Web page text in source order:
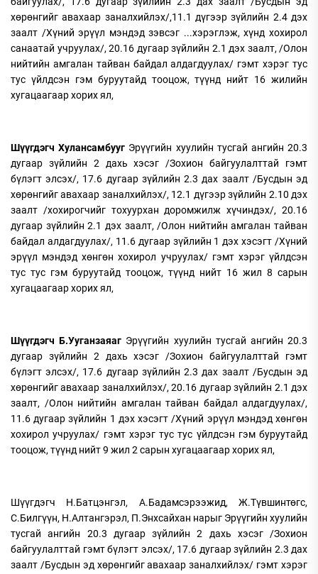
хөрөнгийг авахаар заналхийлэх/,11.1 дүгээр зүйлийн 2.4 дэх
заалт /Хүний эрүүл мэндэд зэвсэг ...хэрэглэж, хүнд хохирол
санаатай учруулах/, 20.16 дугаар зүйлийн 2.1 дэх заалт, /Олон
нийтийн амгалан тайван байдал алдагдуулах/ гэмт хэрэг тус
тус үйлдсэн гэм буруутайд тооцож, түүнд нийт 16 жилийн
хугацаагаар хорих ял,
Шүүгдэгч Хулансамбууг Эрүүгийн хуулийн тусгай ангийн 20.3
дугаар зүйлийн 2 дахь хэсэг /Зохион байгуулалттай гэмт
бүлэгт элсэх/, 17.6 дугаар зүйлийн 2.3 дах заалт /Бусдын эд
хөрөнгийг авахаар заналхийлэх/, 12.1 дүгээр зүйлийн 2.10 дэх
заалт /хохирогчийг тохуурхан доромжилж хүчиндэх/, 20.16
дугаар зүйлийн 2.1 дэх заалт, /Олон нийтийн амгалан тайван
байдал алдагдуулах/, 11.6 дугаар зүйлийн 1 дэх хэсэгт /Хүний
эрүүл мэндэд хөнгөн хохирол учруулах/ гэмт хэрэг үйлдсэн
тус тус гэм буруутайд тооцож, түүнд нийт 16 жил 8 сарын
хугацаагаар хорих ял,
Шүүгдэгч Б.Ууганзаяаг Эрүүгийн хуулийн тусгай ангийн 20.3
дугаар зүйлийн 2 дахь хэсэг /Зохион байгуулалттай гэмт
бүлэгт элсэх/, 17.6 дугаар зүйлийн 2.3 дах заалт /Бусдын эд
хөрөнгийг авахаар заналхийлэх/, 20.16 дугаар зүйлийн 2.1 дэх
заалт, /Олон нийтийн амгалан тайван байдал алдагдуулах/,
11.6 дугаар зүйлийн 1 дэх хэсэгт /Хүний эрүүл мэндэд хөнгөн
хохирол учруулах/ гэмт хэрэг тус тус үйлдсэн гэм буруутайд
тооцож, түүнд нийт 9 жил 2 сарын хугацаагаар хорих ял,
Шүүгдэгч Н.Батцэнгэл, А.Бадамсэрээжид, Ж.Түвшинтөгс,
С.Билгүүн, Н.Алтангэрэл, П.Энхсайхан нарыг Эрүүгийн хуулийн
тусгай ангийн 20.3 дугаар зүйлийн 2 дахь хэсэг /Зохион
байгуулалттай гэмт бүлэгт элсэх/, 17.6 дугаар зүйлийн 2.3 дах
заалт /Бусдын эд хөрөнгийг авахаар заналхийлэх/ гэмт хэрэг